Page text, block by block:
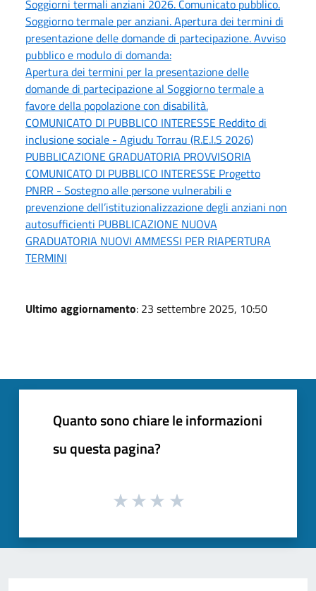
Soggiorni termali anziani 2026. Comunicato pubblico.
Soggiorno termale per anziani. Apertura dei termini di
presentazione delle domande di partecipazione. Avviso
pubblico e modulo di domanda:
Apertura dei termini per la presentazione delle
domande di partecipazione al Soggiorno termale a
favore della popolazione con disabilità.
COMUNICATO DI PUBBLICO INTERESSE Reddito di
inclusione sociale - Agiudu Torrau (R.E.I.S 2026)
PUBBLICAZIONE GRADUATORIA PROVVISORIA
COMUNICATO DI PUBBLICO INTERESSE Progetto
PNRR - Sostegno alle persone vulnerabili e
prevenzione dell’istituzionalizzazione degli anziani non
autosufficienti PUBBLICAZIONE NUOVA
GRADUATORIA NUOVI AMMESSI PER RIAPERTURA
TERMINI
Ultimo aggiornamento: 23 settembre 2025, 10:50
Quanto sono chiare le informazioni
su questa pagina?